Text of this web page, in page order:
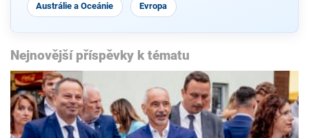
Austrálie a Oceánie Evropa
Nejnovější příspěvky k tématu